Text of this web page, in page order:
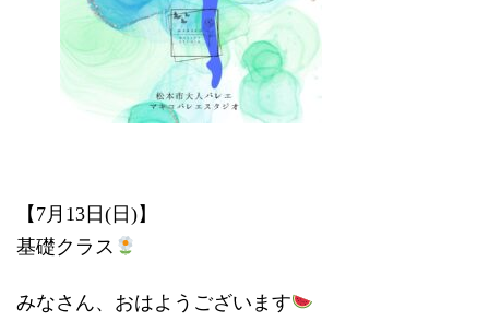
【7月13日(日)】
基礎クラス
みなさん、おはようございます